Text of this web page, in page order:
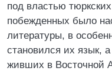
под властью
побежденных было
литературы, в
становился их язык,
живших в Восточной